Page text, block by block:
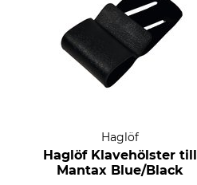
Haglöf
Haglöf Klavehölster till
Mantax Blue/Black